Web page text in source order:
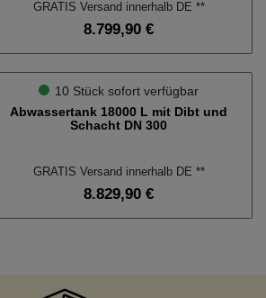
GRATIS Versand innerhalb DE **
8.799,90 €
10 Stück sofort verfügbar
Abwassertank 18000 L mit Dibt und
Schacht DN 300
GRATIS Versand innerhalb DE **
8.829,90 €